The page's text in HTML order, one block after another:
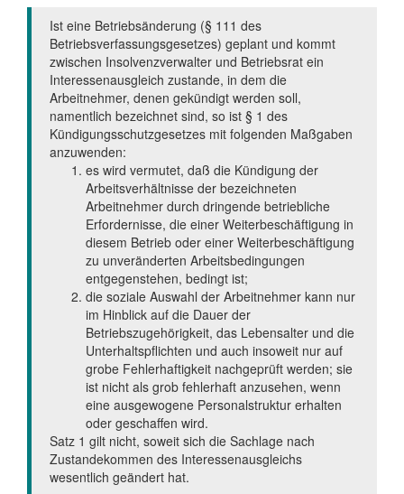
Ist eine Betriebsänderung (§ 111 des
Betriebsverfassungsgesetzes) geplant und kommt
zwischen Insolvenzverwalter und Betriebsrat ein
Interessenausgleich zustande, in dem die
Arbeitnehmer, denen gekündigt werden soll,
namentlich bezeichnet sind, so ist § 1 des
Kündigungsschutzgesetzes mit folgenden Maßgaben
anzuwenden:
es wird vermutet, daß die Kündigung der
Arbeitsverhältnisse der bezeichneten
Arbeitnehmer durch dringende betriebliche
Erfordernisse, die einer Weiterbeschäftigung in
diesem Betrieb oder einer Weiterbeschäftigung
zu unveränderten Arbeitsbedingungen
entgegenstehen, bedingt ist;
die soziale Auswahl der Arbeitnehmer kann nur
im Hinblick auf die Dauer der
Betriebszugehörigkeit, das Lebensalter und die
Unterhaltspflichten und auch insoweit nur auf
grobe Fehlerhaftigkeit nachgeprüft werden; sie
ist nicht als grob fehlerhaft anzusehen, wenn
eine ausgewogene Personalstruktur erhalten
oder geschaffen wird.
Satz 1 gilt nicht, soweit sich die Sachlage nach
Zustandekommen des Interessenausgleichs
wesentlich geändert hat.